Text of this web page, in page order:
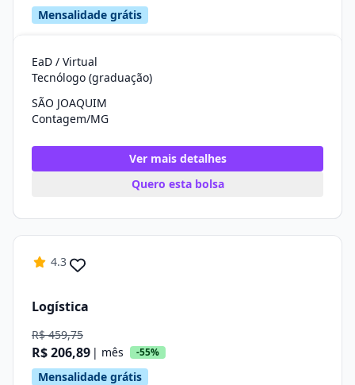
Mensalidade grátis
EaD / Virtual
Tecnólogo (graduação)
SÃO JOAQUIM
Contagem/MG
Ver mais detalhes
Quero esta bolsa
4.3
Logística
R$ 459,75
R$ 206,89 | mês -55%
Mensalidade grátis